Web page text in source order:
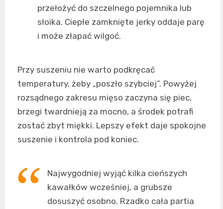
przełożyć do szczelnego pojemnika lub
słoika. Ciepłe zamknięte jerky oddaje parę
i może złapać wilgoć.
Przy suszeniu nie warto podkręcać
temperatury, żeby „poszło szybciej”. Powyżej
rozsądnego zakresu mięso zaczyna się piec,
brzegi twardnieją za mocno, a środek potrafi
zostać zbyt miękki. Lepszy efekt daje spokojne
suszenie i kontrola pod koniec.
Najwygodniej wyjąć kilka cieńszych
kawałków wcześniej, a grubsze
dosuszyć osobno. Rzadko cała partia